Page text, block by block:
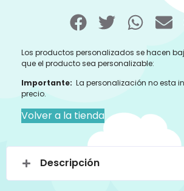
Los productos personalizados se hacen
que el producto sea personalizable:
Importante: La personalización no esta
precio.
Volver a la tienda
Descripción